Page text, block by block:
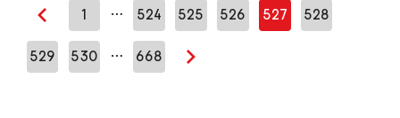
Edellinen sivu
1 … 524 525 526 527 528
529 530 … 668
Seuraava sivu